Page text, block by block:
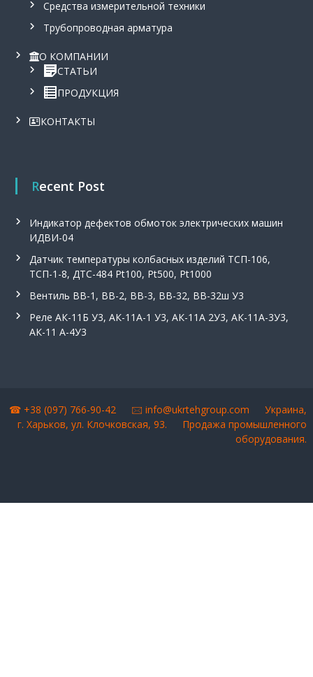
Средства измерительной техники
Трубопроводная арматура
О КОМПАНИИ
СТАТЬИ
ПРОДУКЦИЯ
КОНТАКТЫ
Recent Post
Индикатор дефектов обмоток электрических машин
ИДВИ-04
Датчик температуры колбасных изделий ТСП-106,
ТСП-1-8, ДТС-484 Pt100, Pt500, Pt1000
Вентиль ВВ-1, ВВ-2, ВВ-3, ВВ-32, ВВ-32ш У3
Реле АК-11Б У3, АК-11А-1 У3, АК-11А 2У3, АК-11А-3У3,
АК-11 А-4У3
☎ +38 (097) 766-90-42 🖂info@ukrtehgroup.com Украина,
г. Харьков, ул. Клочковская, 93. Продажа промышленного
оборудования.